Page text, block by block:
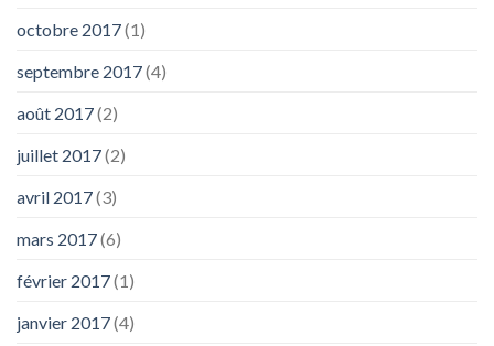
octobre 2017(1)
septembre 2017(4)
août 2017(2)
juillet 2017(2)
avril 2017(3)
mars 2017(6)
février 2017(1)
janvier 2017(4)